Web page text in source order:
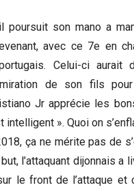
il poursuit son mano a
avec ce 7e en
Celui-ci aurait
de son fils pour
Jr apprécie les
intelligent ». Quoi on
ça ne mérite pas de
l’attaquant dijonnais a
le front de l’attaque et